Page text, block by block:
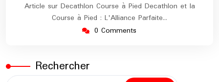
Article sur Decathlon Course à Pied Decathlon et la
Course à Pied : L'Alliance Parfaite…
0 Comments
Rechercher